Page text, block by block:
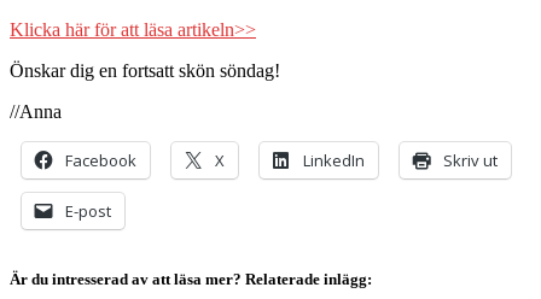
Klicka här för att läsa artikeln>>
Önskar dig en fortsatt skön söndag!
//Anna
Facebook X LinkedIn Skriv ut
E-post
Är du intresserad av att läsa mer? Relaterade inlägg: